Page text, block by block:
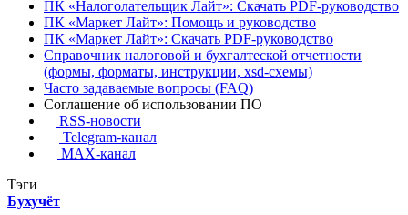
ПК «Налоголательщик Лайт»: Скачать PDF-руководство
ПК «Маркет Лайт»: Помощь и руководство
ПК «Маркет Лайт»: Скачать PDF-руководство
Справочник налоговой и бухгалтеской отчетности
(формы, форматы, инструкции, xsd-схемы)
Часто задаваемые вопросы (FAQ)
Соглашение об использовании ПО
RSS-новости
Telegram-канал
MAX-канал
Тэги
Бухучёт